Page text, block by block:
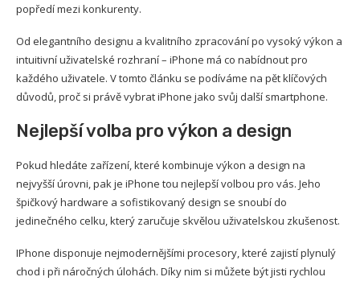
popředí mezi konkurenty.
Od elegantního designu a kvalitního zpracování po vysoký výkon a
intuitivní uživatelské rozhraní – iPhone má co nabídnout pro
každého uživatele. V tomto článku se podíváme na pět klíčových
důvodů, proč si právě vybrat iPhone jako svůj další smartphone.
Nejlepší volba pro výkon a design
Pokud hledáte zařízení, které kombinuje výkon a design na
nejvyšší úrovni, pak je iPhone tou nejlepší volbou pro vás. Jeho
špičkový hardware a sofistikovaný design se snoubí do
jedinečného celku, který zaručuje skvělou uživatelskou zkušenost.
IPhone disponuje nejmodernějšími procesory, které zajistí plynulý
chod i při náročných úlohách. Díky nim si můžete být jisti rychlou